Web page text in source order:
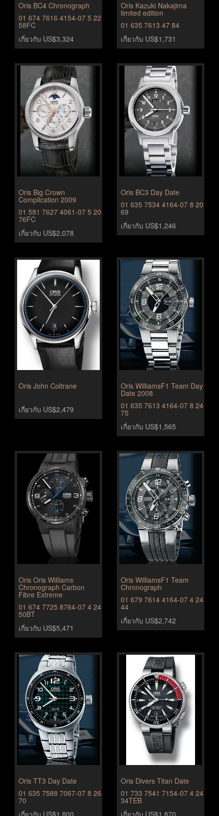
Oris BC4 Chronograph
01 674 7616 4154-07 5 22
58FC
เกี่ยวกับ US$3,324
Oris Kazuki Nakajima
limited edition
01 635 7613 47 84
เกี่ยวกับ US$1,731
Oris Big Crown
Complication 2009
01 581 7627 4061-07 5 20
76FC
เกี่ยวกับ US$2,078
Oris BC3 Day Date
01 635 7534 4164-07 8 20
69
เกี่ยวกับ US$1,246
Oris John Coltrane
เกี่ยวกับ US$2,479
Oris WilliamsF1 Team Day
Date 2008
01 635 7613 4164-07 8 24
75
เกี่ยวกับ US$1,565
Oris Oris Williams
Chronograph Carbon
Fibre Extreme
01 674 7725 8764-07 4 24
50BT
เกี่ยวกับ US$5,471
Oris WilliamsF1 Team
Chronograph
01 679 7614 4164-07 4 24
44
เกี่ยวกับ US$2,742
Oris TT3 Day Date
01 635 7588 7067-07 8 26
70
เกี่ยวกับ US$1,800
Oris Divers Titan Date
01 733 7541 7154-07 4 24
34TEB
เกี่ยวกับ US$1,870